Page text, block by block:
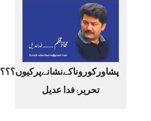
پشاورکوروناکےنشانےپرکیوں؟؟؟
تحریر: فدا عدیل